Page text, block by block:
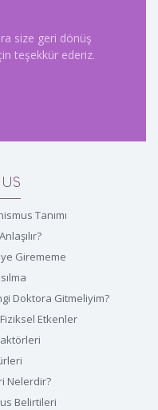
size geri dönüş
teşekkür ederiz.
Tanımı
Girememe
Doktora Gitmeliyim?
Etkenler
Nelerdir?
Belirtileri